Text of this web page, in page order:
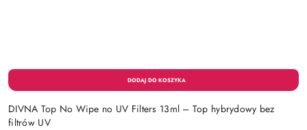
DIVNA Top No Wipe no UV Filters 13ml – Top hybrydowy bez
filtrów UV